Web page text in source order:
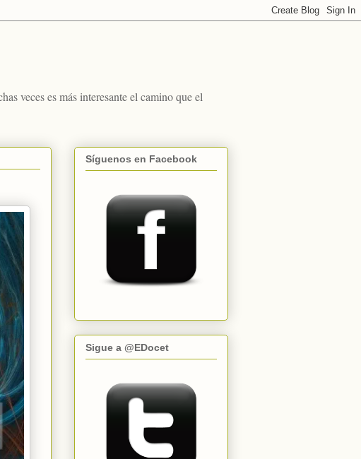
veces es más interesante el camino que el
Síguenos en Facebook
Sigue a @EDocet